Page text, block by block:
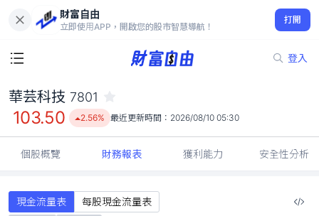
財富自由
立即使用APP，開啟您的股市智慧導航！
打開
登入
103.50
2.56%
華芸科技 7801
103.50 2.56% 最近更新時間： 2026/08/10 05:30
個股概覽 財務報表 獲利能力 安全性分析
現金流量表 每股現金流量表